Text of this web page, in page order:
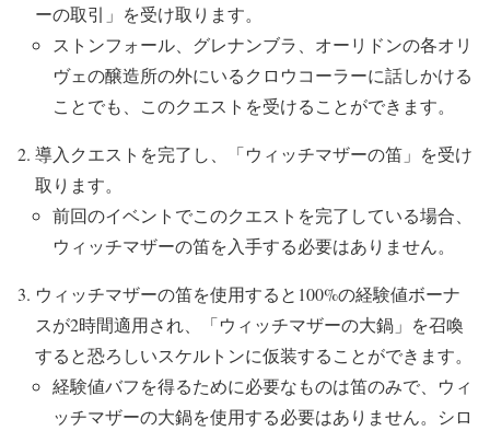
ーの取引」を受け取ります。
ストンフォール、グレナンブラ、オーリドンの各オリ
ヴェの醸造所の外にいるクロウコーラーに話しかける
ことでも、このクエストを受けることができます。
導入クエストを完了し、「ウィッチマザーの笛」を受け
取ります。
前回のイベントでこのクエストを完了している場合、
ウィッチマザーの笛を入手する必要はありません。
ウィッチマザーの笛を使用すると100%の経験値ボーナ
スが2時間適用され、「ウィッチマザーの大鍋」を召喚
すると恐ろしいスケルトンに仮装することができます。
経験値バフを得るために必要なものは笛のみで、ウィ
ッチマザーの大鍋を使用する必要はありません。シロ